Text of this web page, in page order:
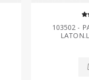
103502 -